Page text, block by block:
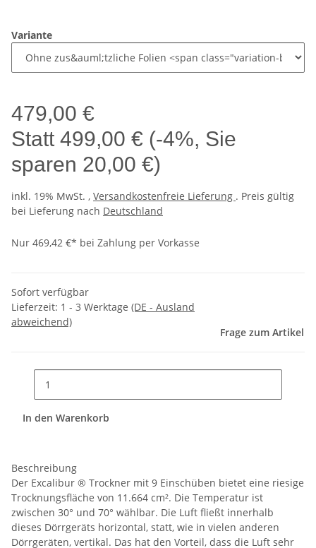
Variante
479,00 €
Statt 499,00 € (-4%, Sie
sparen 20,00 €)
inkl. 19% MwSt. , Versandkostenfreie Lieferung . Preis gültig
bei Lieferung nach Deutschland
Nur 469,42 €* bei Zahlung per Vorkasse
Sofort verfügbar
Lieferzeit: 1 - 3 Werktage (DE - Ausland
abweichend)
Frage zum Artikel
In den Warenkorb
Beschreibung
Der Excalibur ® Trockner mit 9 Einschüben bietet eine riesige
Trocknungsfläche von 11.664 cm². Die Temperatur ist
zwischen 30° und 70° wählbar. Die Luft fließt innerhalb
dieses Dörrgeräts horizontal, statt, wie in vielen anderen
Dörrgeräten, vertikal. Das hat den Vorteil, dass die Luft sehr